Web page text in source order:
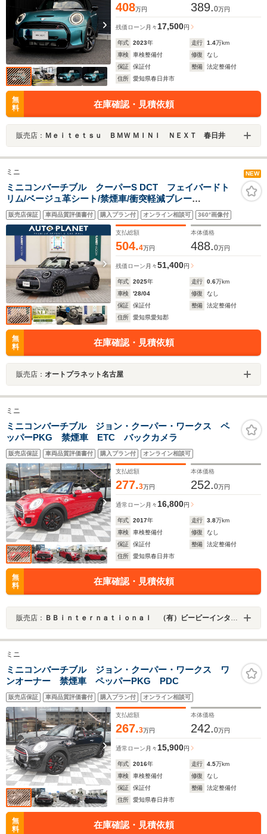
408万円 389.0万円
残価ローン 月々17,500円
年式 2023年 走行 1.4万km
車検
車検整備付 修復
なし
保証
保証付 整備
法定整備付
住所
愛知県春日井市
無
料
在庫確認・見積依頼
販売店： Ｍｅｉｔｅｔｓｕ ＢＭＷ ＭＩＮＩ ＮＥＸＴ 春日井
ミニ NEW
ミニコンバーチブル クーパーS DCT フェイバードト
リム/ベージュ革シート/禁煙車/衝突軽減ブレー
キ/ACC/Carplay/AndroidAuto/ナビ/全周囲カメラ/シート
ヒーター/パワーシート/LEDヘッドライト/スマートキー/
ミラーETC/アルミ/
販売店保証 車両品質評価書付 購入プラン付 オンライン相談可 360°画像付
支払総額
504.4万円
本体価格
488.0万円
残価ローン 月々51,400円
年式 2025年 走行 0.6万km
車検
'28/04 修復
なし
保証
保証付 整備
法定整備付
住所
愛知県愛知郡
無
料
在庫確認・見積依頼
販売店： オートプラネット名古屋
ミニ
ミニコンバーチブル ジョン・クーパー・ワークス ペ
ッパーPKG 禁煙車 ETC バックカメラ
販売店保証 車両品質評価書付 購入プラン付 オンライン相談可
支払総額
277.3万円
本体価格
252.0万円
通常ローン 月々 16,800円
年式 2017年 走行 3.8万km
車検
車検整備付 修復
なし
保証
保証付 整備
法定整備付
住所
愛知県春日井市
無
料
在庫確認・見積依頼
販売店： ＢＢｉｎｔｅｒｎａｔｉｏｎａｌ （有）ビービーインターナショナル
ミニ
ミニコンバーチブル ジョン・クーパー・ワークス ワ
ンオーナー 禁煙車 ペッパーPKG PDC
販売店保証 車両品質評価書付 購入プラン付 オンライン相談可
支払総額
267.3万円
本体価格
242.0万円
通常ローン 月々 15,900円
年式 2016年 走行 4.5万km
車検
車検整備付 修復
なし
保証
保証付 整備
法定整備付
住所
愛知県春日井市
無
料
在庫確認・見積依頼